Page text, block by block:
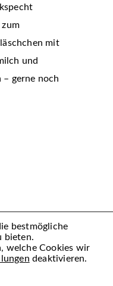
mit
und
– gerne noch
bestmögliche
bieten.
welche Cookies wir
deaktivieren.